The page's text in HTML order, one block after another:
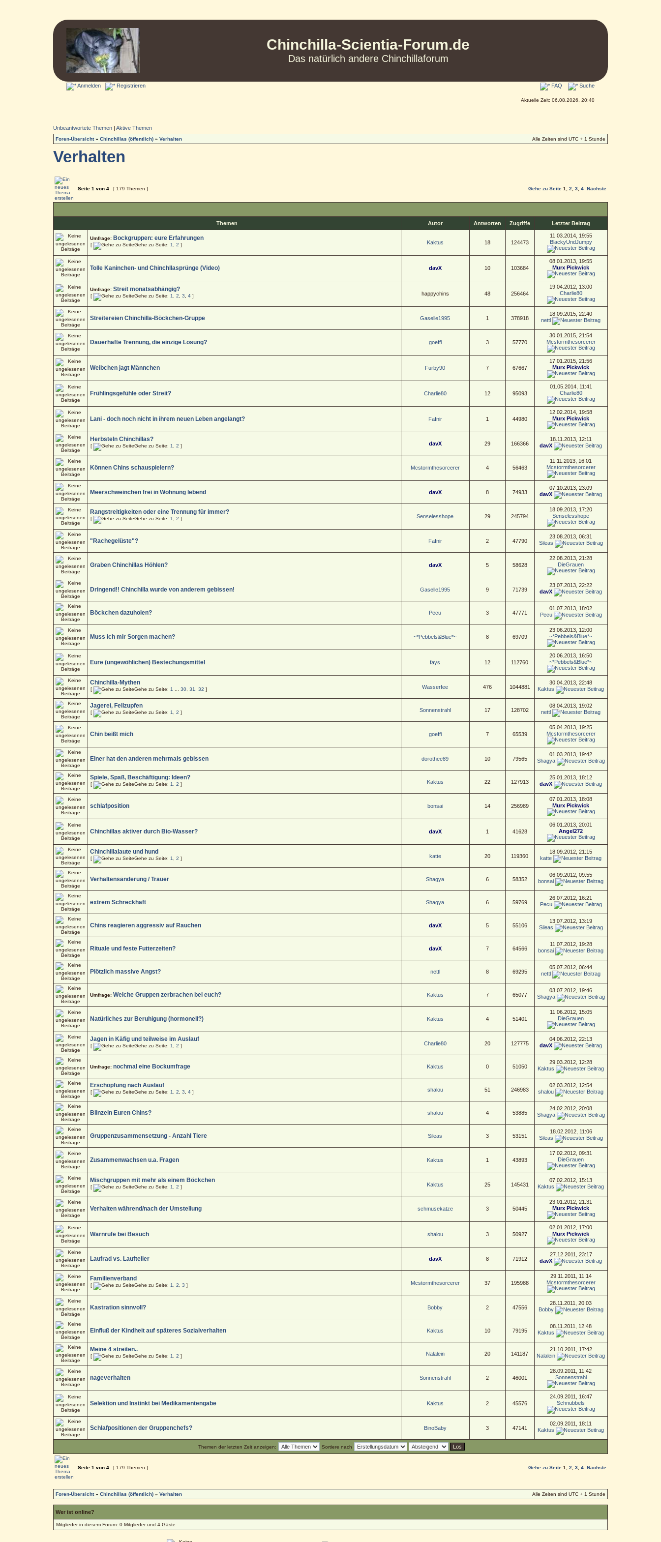
Chinchilla-Scientia-Forum.de
Das natürlich andere Chinchillaforum
Anmelden Registrieren FAQ Suche
Aktuelle Zeit: 06.08.2026, 20:40
Unbeantwortete Themen| Aktive Themen
Foren-Übersicht» Chinchillas (öffentlich)» Verhalten Alle Zeiten sind UTC + 1 Stunde
Verhalten
Seite 1 von 4 [ 179 Themen ] Gehe zu Seite 1 2 3, 4 Nächste
Themen Autor Antworten Zugriffe Letzter Beitrag
Umfrage: Bockgruppen: eure Erfahrungen
[ Gehe zu Seite: 1 2 ] Kaktus 18 124473
11.03.2014, 19:55
BlackyUndJumpy
Tolle Kaninchen- und Chinchllasprünge (Video) davX 10 103684
08.01.2013, 19:55
Murx Pickwick
Umfrage: Streit monatsabhängig?
[ Gehe zu Seite: 1 2 3 4] happychins 48 256464
19.04.2012, 13:00
Charlie80
Streitereien Chinchilla-Böckchen-Gruppe Gaselle1995 1 378918
18.09.2015, 22:40
nettl
Dauerhafte Trennung, die einzige Lösung? goeffi 3 57770
30.01.2015, 21:54
Mcstormthesorcerer
Weibchen jagt Männchen Furby90 7 67667
17.01.2015, 21:56
Murx Pickwick
Frühlingsgefühle oder Streit? Charlie80 12 95093
01.05.2014, 11:41
Charlie80
Lani - doch noch nicht in ihrem neuen Leben angelangt? Fafnir 1 44980
12.02.2014, 19:58
Murx Pickwick
Herbsteln Chinchillas?
[ Gehe zu Seite: 1 2 ] davX 29 166366
18.11.2013, 12:11
davX
Können Chins schauspielern? Mcstormthesorcerer 4 56463
11.11.2013, 16:01
Mcstormthesorcerer
Meerschweinchen frei in Wohnung lebend davX 8 74933
07.10.2013, 23:09
davX
Rangstreitigkeiten oder eine Trennung für immer?
[ Gehe zu Seite: 1 2 ] Senselesshope 29 245794
18.09.2013, 17:20
Senselesshope
"Rachegelüste"? Fafnir 2 47790
23.08.2013, 06:31
Sileas
Graben Chinchillas Höhlen? davX 5 58628
22.08.2013, 21:28
DieGrauen
Dringend!! Chinchilla wurde von anderem gebissen! Gaselle1995 9 71739
23.07.2013, 22:22
davX
Böckchen dazuholen? Pecu 3 47771
01.07.2013, 18:02
Pecu
Muss ich mir Sorgen machen? ~*Pebbels&Blue*~ 8 69709
23.06.2013, 12:00
~*Pebbels&Blue*~
Eure (ungewöhlichen) Bestechungsmittel fays 12 112760
20.06.2013, 16:50
~*Pebbels&Blue*~
Chinchilla-Mythen
[ Gehe zu Seite: 1 30, 31 32 ] Wasserfee 476 1044881
30.04.2013, 22:48
Kaktus
Jagerei, Fellzupfen
[ Gehe zu Seite: 1 2 ] Sonnenstrahl 17 128702
08.04.2013, 19:02
nettl
Chin beißt mich goeffi 7 65539
05.04.2013, 19:25
Mcstormthesorcerer
Einer hat den anderen mehrmals gebissen dorothee89 10 79565
01.03.2013, 19:42
Shagya
Spiele, Spaß, Beschäftigung: Ideen?
[ Gehe zu Seite: 1 2 ] Kaktus 22 127913
25.01.2013, 18:12
davX
schlafposition bonsai 14 256989
07.01.2013, 18:08
Murx Pickwick
Chinchillas aktiver durch Bio-Wasser? davX 1 41628
06.01.2013, 20:01
Angel272
Chinchillalaute und hund
[ Gehe zu Seite: 1 2 ] katte 20 119360
18.09.2012, 21:15
katte
Verhaltensänderung / Trauer Shagya 6 58352
06.09.2012, 09:55
bonsai
extrem Schreckhaft Shagya 6 59769
26.07.2012, 16:21
Pecu
Chins reagieren aggressiv auf Rauchen davX 5 55106
13.07.2012, 13:19
Sileas
Rituale und feste Futterzeiten? davX 7 64566
11.07.2012, 19:28
bonsai
Plötzlich massive Angst? nettl 8 69295
05.07.2012, 06:44
nettl
Umfrage: Welche Gruppen zerbrachen bei euch? Kaktus 7 65077
03.07.2012, 19:46
Shagya
Natürliches zur Beruhigung (hormonell?) Kaktus 4 51401
11.06.2012, 15:05
DieGrauen
Jagen in Käfig und teilweise im Auslauf
[ Gehe zu Seite: 1 2 ] Charlie80 20 127775
04.06.2012, 22:13
davX
Umfrage: nochmal eine Bockumfrage Kaktus 0 51050
29.03.2012, 12:28
Kaktus
Erschöpfung nach Auslauf
[ Gehe zu Seite: 1 2 3 4] shalou 51 246983
02.03.2012, 12:54
shalou
Blinzeln Euren Chins? shalou 4 53885
24.02.2012, 20:08
Shagya
Gruppenzusammensetzung - Anzahl Tiere Sileas 3 53151
18.02.2012, 11:06
Sileas
Zusammenwachsen u.a. Fragen Kaktus 1 43893
17.02.2012, 09:31
DieGrauen
Mischgruppen mit mehr als einem Böckchen
[ Gehe zu Seite: 1 2 ] Kaktus 25 145431
07.02.2012, 15:13
Kaktus
Verhalten während/nach der Umstellung schmusekatze 3 50445
23.01.2012, 21:31
Murx Pickwick
Warnrufe bei Besuch shalou 3 50927
02.01.2012, 17:00
Murx Pickwick
Laufrad vs. Laufteller davX 8 71912
27.12.2011, 23:17
davX
Familienverband
[ Gehe zu Seite: 1 2 3 ] Mcstormthesorcerer 37 195988
29.11.2011, 11:14
Mcstormthesorcerer
Kastration sinnvoll? Bobby 2 47556
28.11.2011, 20:03
Bobby
Einfluß der Kindheit auf späteres Sozialverhalten Kaktus 10 79195
08.11.2011, 12:48
Kaktus
Meine 4 streiten..
[ Gehe zu Seite: 1 2 ] Nalalein 20 141187
21.10.2011, 17:42
Nalalein
nageverhalten Sonnenstrahl 2 46001
28.09.2011, 11:42
Sonnenstrahl
Selektion und Instinkt bei Medikamentengabe Kaktus 2 45576
24.09.2011, 16:47
Schnubbels
Schlafpositionen der Gruppenchefs? BinoBaby 3 47141
02.09.2011, 18:11
Kaktus
Themen der letzten Zeit anzeigen: Sortiere nach
Seite 1 von 4 [ 179 Themen ] Gehe zu Seite 1 2 3, 4 Nächste
Foren-Übersicht» Chinchillas (öffentlich)» Verhalten Alle Zeiten sind UTC + 1 Stunde
Wer ist online?
Mitglieder in diesem Forum: 0 Mitglieder und 4 Gäste